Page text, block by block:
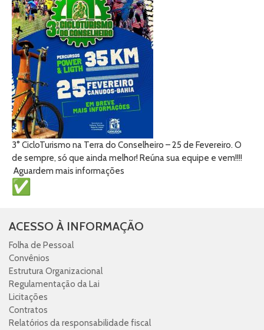
3° CicloTurismo na Terra do Conselheiro – 25 de Fevereiro. O
de sempre, só que ainda melhor! Reúna sua equipe e vem!!!!
Aguardem mais informações
ACESSO À INFORMAÇÃO
Folha de Pessoal
Convênios
Estrutura Organizacional
Regulamentação da Lai
Licitações
Contratos
Relatórios da responsabilidade fiscal